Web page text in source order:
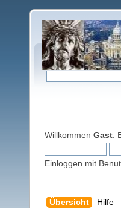
Willkommen Gast .
Einloggen mit
Übersicht Hilfe